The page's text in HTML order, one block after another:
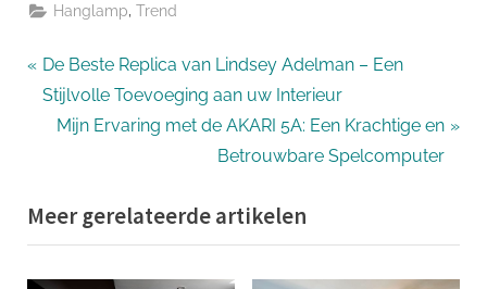
Hanglamp ,Trend
Bericht
navigatie
P
r
o
u
s
De Beste Replica van Lindsey Adelman – Een
Stijlvolle Toevoeging aan uw Interieur
N
t
P
o
Mijn Ervaring met de AKARI 5A: Een Krachtige en
Betrouwbare Spelcomputer
Meer gerelateerde artikelen